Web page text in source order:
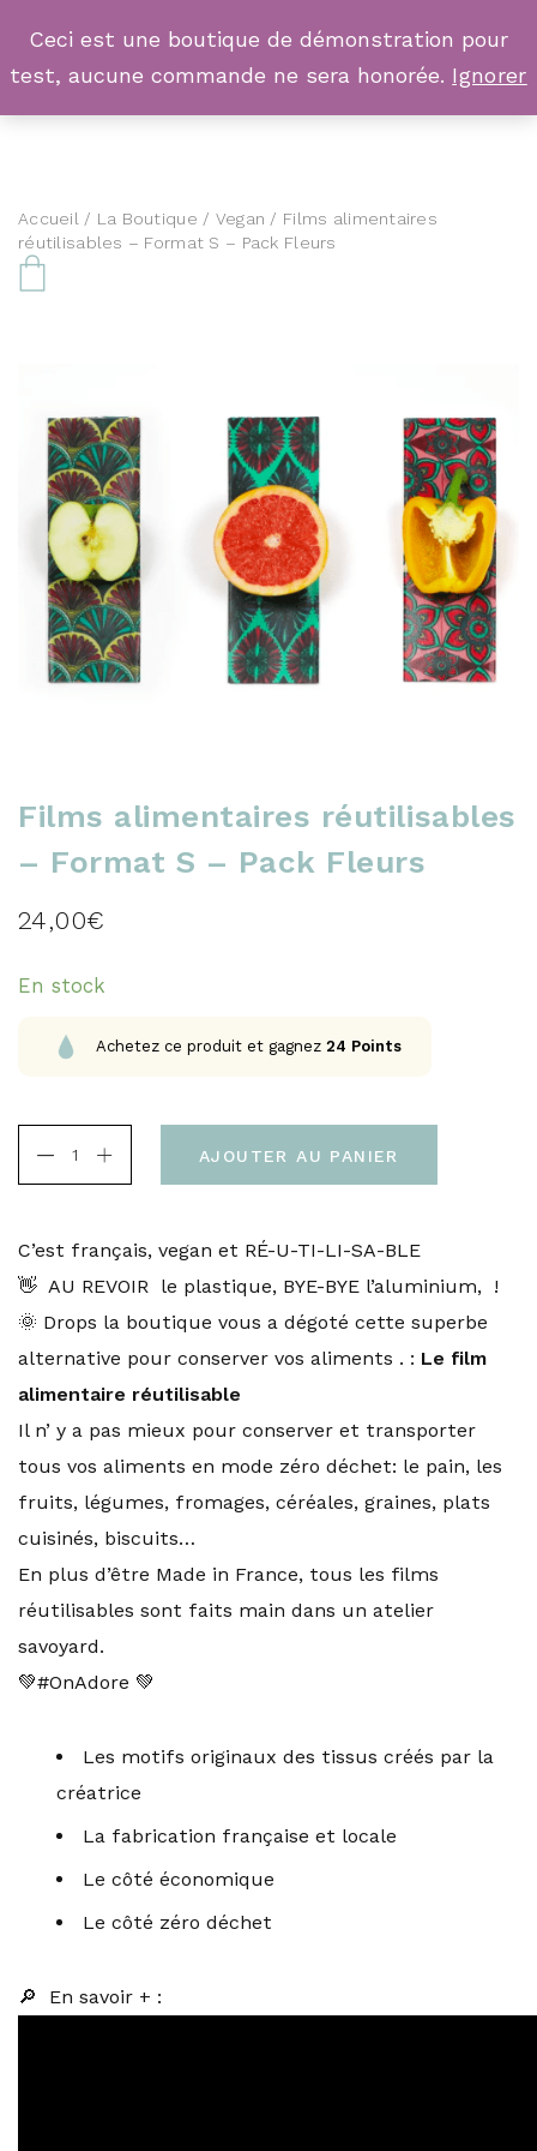
Accueil / La Boutique / Vegan / Films alimentaires
réutilisables – Format S – Pack Fleurs
Films alimentaires réutilisables
– Format S – Pack Fleurs
24,00€
En stock
Achetez ce produit et gagnez 24 Points
AJOUTER AU PANIER
C’est français, vegan et RÉ-U-TI-LI-SA-BLE
👋 AU REVOIR le plastique, BYE-BYE l’aluminium, !
🌞 Drops la boutique vous a dégoté cette superbe
alternative pour conserver vos aliments . : Le film
alimentaire réutilisable
Il n’ y a pas mieux pour conserver et transporter
tous vos aliments en mode zéro déchet: le pain, les
fruits, légumes, fromages, céréales, graines, plats
cuisinés, biscuits…
En plus d’être Made in France, tous les films
réutilisables sont faits main dans un atelier
savoyard.
💚#OnAdore 💚
Les motifs originaux des tissus créés par la
créatrice
La fabrication française et locale
Le côté économique
Le côté zéro déchet
🔎 En savoir + :
Ceci est une boutique de démonstration pour
test, aucune commande ne sera honorée. Ignorer